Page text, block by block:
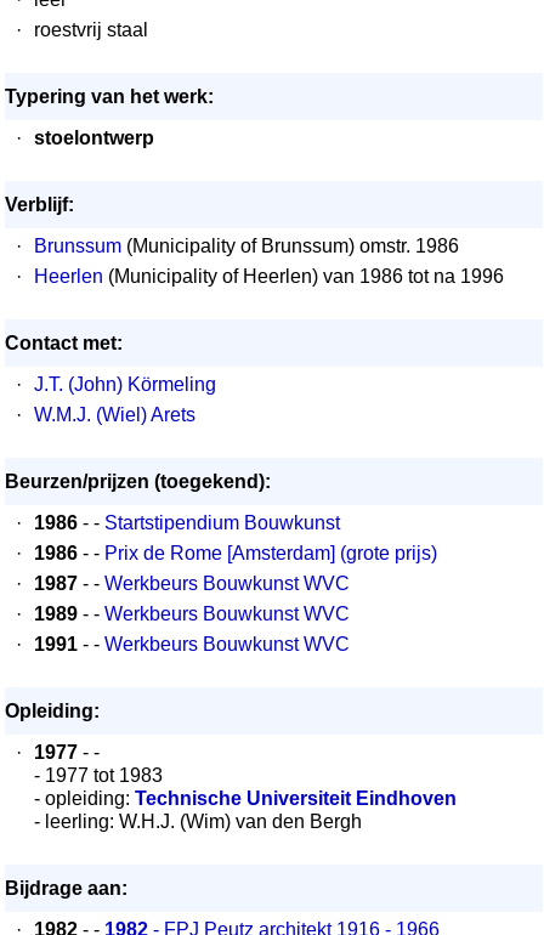
·
roestvrij staal
Typering van het werk:
·
stoelontwerp
Verblijf:
·
Brunssum (Municipality of Brunssum) omstr. 1986
·
Heerlen (Municipality of Heerlen) van 1986 tot na 1996
Contact met:
·
J.T. (John) Körmeling
·
W.M.J. (Wiel) Arets
Beurzen/prijzen (toegekend):
·
1986 - - Startstipendium Bouwkunst
·
1986 - - Prix de Rome [Amsterdam] (grote prijs)
·
1987 - - Werkbeurs Bouwkunst WVC
·
1989 - - Werkbeurs Bouwkunst WVC
·
1991 - - Werkbeurs Bouwkunst WVC
Opleiding:
·
1977 - -
- 1977 tot 1983
- opleiding: Technische Universiteit Eindhoven
- leerling: W.H.J. (Wim) van den Bergh
Bijdrage aan:
·
1982 - - 1982 - FPJ Peutz architekt 1916 - 1966